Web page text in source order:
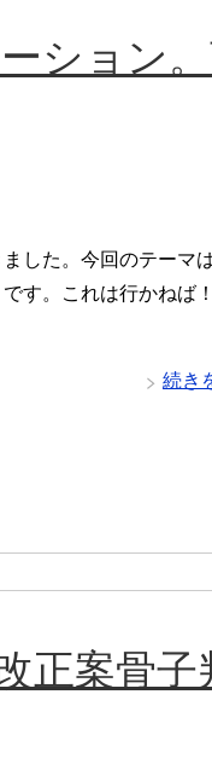
ション
した。今回のテーマは
す。これは行かねば
続き
正案骨子